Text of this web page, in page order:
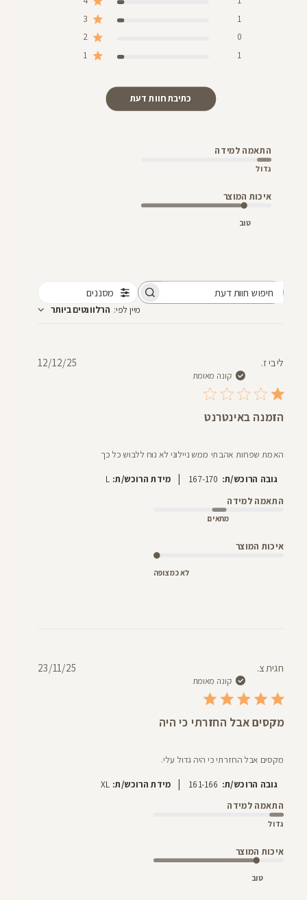
3
1
2 0
1 1
כתיבת חוות דעת
התאמה למידה
גדול
איכות המוצר
טוב
מסננים
מיין לפי: הרלוונטים ביותר
ליבי ז.
קונה מאומת
הזמנה באינטרנט
האמת שפחות אהבתי ממש ניילוני לא נוח ללבוש כל כך
גובה הרוכש/ת: 167-170
| מידת הרוכש/ת: L
התאמה למידה
מתאים
איכות המוצר
לא כמצופה
12/12/25
חגית צ.
קונה מאומת
מקסים אבל החזרתי כי היה
מקסים אבל החזרתי כי היה גדול עלי.
גובה הרוכש/ת: 161-166
| מידת הרוכש/ת: XL
התאמה למידה
גדול
איכות המוצר
טוב
23/11/25